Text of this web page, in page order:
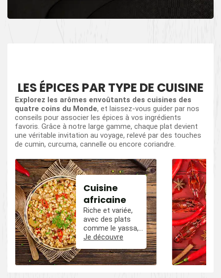
LES ÉPICES PAR TYPE DE CUISINE
Explorez les arômes envoûtants des cuisines des
quatre coins du Monde, et laissez-vous guider par nos
conseils pour associer les épices à vos ingrédients
favoris. Grâce à notre large gamme, chaque plat devient
une véritable invitation au voyage, relevé par des touches
de cumin, curcuma, cannelle ou encore coriandre.
Cuisine
africaine
Riche et variée,
avec des plats
comme le yassa,
le poulet mafé, et
épicées avec du
poivre, du cumin,
et des piments.
Je découvre